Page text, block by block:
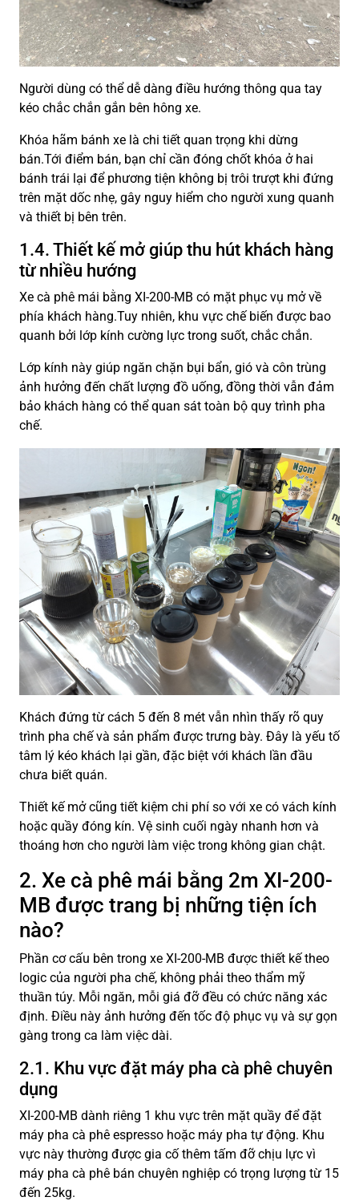
Người dùng có thể dễ dàng điều hướng thông qua tay
kéo chắc chắn gắn bên hông xe.
Khóa hãm bánh xe là chi tiết quan trọng khi dừng
bán.Tới điểm bán, bạn chỉ cần đóng chốt khóa ở hai
bánh trái lại để phương tiện không bị trôi trượt khi đứng
trên mặt dốc nhẹ, gây nguy hiểm cho người xung quanh
và thiết bị bên trên.
1.4. Thiết kế mở giúp thu hút khách hàng
từ nhiều hướng
Xe cà phê mái bằng XI-200-MB có mặt phục vụ mở về
phía khách hàng.Tuy nhiên, khu vực chế biến được bao
quanh bởi lớp kính cường lực trong suốt, chắc chắn.
Lớp kính này giúp ngăn chặn bụi bẩn, gió và côn trùng
ảnh hưởng đến chất lượng đồ uống, đồng thời vẫn đảm
bảo khách hàng có thể quan sát toàn bộ quy trình pha
chế.
Khách đứng từ cách 5 đến 8 mét vẫn nhìn thấy rõ quy
trình pha chế và sản phẩm được trưng bày. Đây là yếu tố
tâm lý kéo khách lại gần, đặc biệt với khách lần đầu
chưa biết quán.
Thiết kế mở cũng tiết kiệm chi phí so với xe có vách kính
hoặc quầy đóng kín. Vệ sinh cuối ngày nhanh hơn và
thoáng hơn cho người làm việc trong không gian chật.
2. Xe cà phê mái bằng 2m XI-200-
MB được trang bị những tiện ích
nào?
Phần cơ cấu bên trong xe XI-200-MB được thiết kế theo
logic của người pha chế, không phải theo thẩm mỹ
thuần túy. Mỗi ngăn, mỗi giá đỡ đều có chức năng xác
định. Điều này ảnh hưởng đến tốc độ phục vụ và sự gọn
gàng trong ca làm việc dài.
2.1. Khu vực đặt máy pha cà phê chuyên
dụng
XI-200-MB dành riêng 1 khu vực trên mặt quầy để đặt
máy pha cà phê espresso hoặc máy pha tự động. Khu
vực này thường được gia cố thêm tấm đỡ chịu lực vì
máy pha cà phê bán chuyên nghiệp có trọng lượng từ 15
đến 25kg.